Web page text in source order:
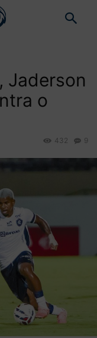
Jaderson
o
9
432